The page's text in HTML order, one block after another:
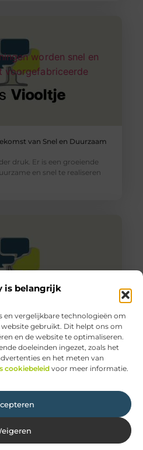
is belangrijk
en vergelijkbare technologieën om
gebruikt. Dit helpt ons om
en de website te optimaliseren.
doeleinden ingezet, zoals het
en het meten van
cookiebeleid voor meer informatie.
van Snel en Duurzaam
druk. Er is een groeiende
en snel te realiseren
misverstanden over
integraal onderdeel van ons
van maaltijden tot het